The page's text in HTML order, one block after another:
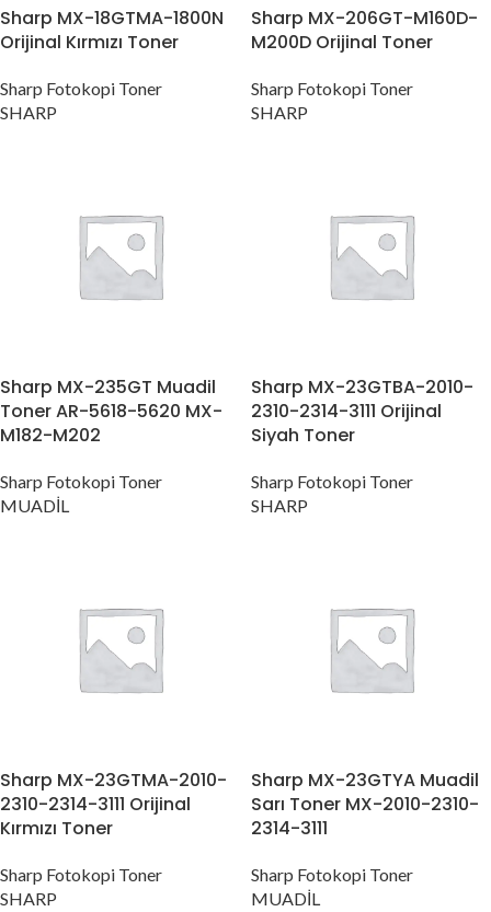
Sharp MX-18GTMA-1800N
Orijinal Kırmızı Toner
Sharp Fotokopi Toner
SHARP
Sharp MX-206GT-M160D-
M200D Orijinal Toner
Sharp Fotokopi Toner
SHARP
Sharp MX-235GT Muadil
Toner AR-5618-5620 MX-
M182-M202
Sharp Fotokopi Toner
MUADİL
Sharp MX-23GTBA-2010-
2310-2314-3111 Orijinal
Siyah Toner
Sharp Fotokopi Toner
SHARP
Sharp MX-23GTMA-2010-
2310-2314-3111 Orijinal
Kırmızı Toner
Sharp Fotokopi Toner
SHARP
Sharp MX-23GTYA Muadil
Sarı Toner MX-2010-2310-
2314-3111
Sharp Fotokopi Toner
MUADİL